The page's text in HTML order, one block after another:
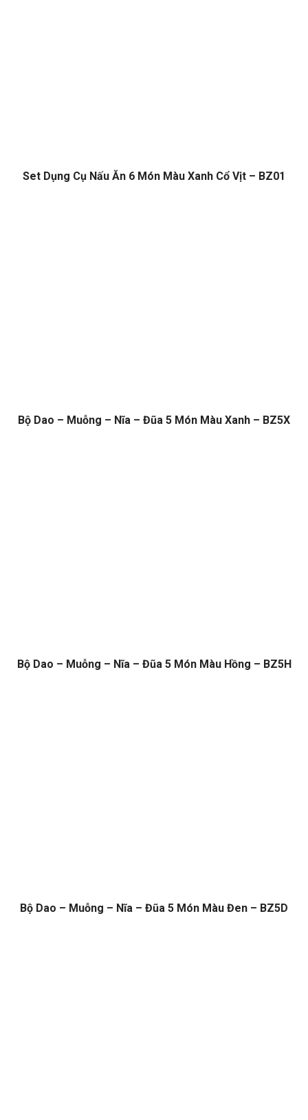
Set Dụng Cụ Nấu Ăn 6 Món Màu Xanh Cổ Vịt – BZ01
Bộ Dao – Muỗng – Nĩa – Đũa 5 Món Màu Xanh – BZ5X
Bộ Dao – Muỗng – Nĩa – Đũa 5 Món Màu Hồng – BZ5H
Bộ Dao – Muỗng – Nĩa – Đũa 5 Món Màu Đen – BZ5D